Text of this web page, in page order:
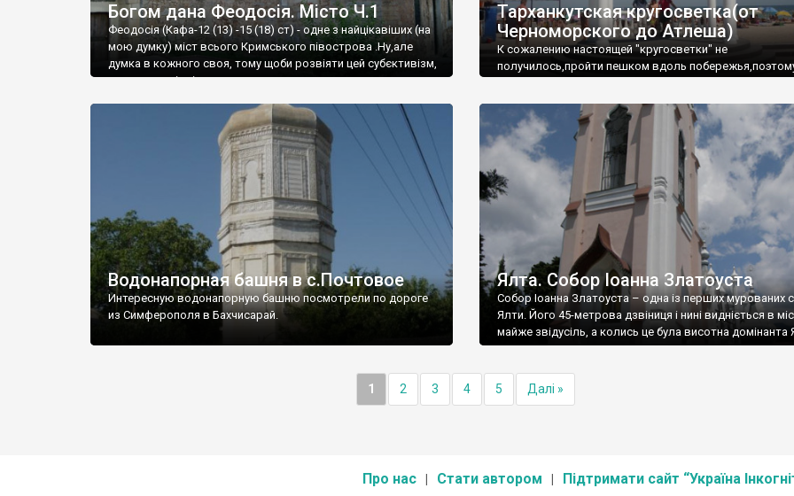
Богом дана Феодосія. Місто Ч.1
Феодосія (Кафа-12 (13) -15 (18) ст) - одне з найцікавіших (на
мою думку) міст всього Кримського півострова .Ну,але
думка в кожного своя, тому щоби розвіяти цей субєктивізм,
запрошую відвідати це
Тарханкутская кругосветка(от
Черноморского до Атлеша)
К сожалению настоящей "кругосветки" не
получилось,пройти пешком вдоль
Водонапорная башня в с.Почтовое
Интересную водонапорную башню посмотрели по дороге
из Симферополя в Бахчисарай.
Ялта. Собор Іоанна Златоуста
Собор Іоанна Златоуста – одна із перших мурованих
Ялти. Його 45-метрова дзвіниця і нині видніється в
майже звідусіль, а колись це була висотна домінанта
1 2 3 4 5 Далі »
Про нас Стати автором Підтримати сайт “Україна